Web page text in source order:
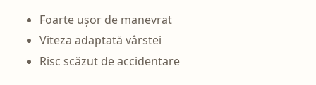
Foarte ușor de manevrat
Viteza adaptată vârstei
Risc scăzut de accidentare